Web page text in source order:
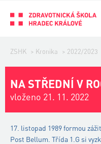
ZSHK > Kronika > 2022/2023
NA STŘEDNÍ V
vloženo 21. 11. 2022
17. listopad 1989 formou
Post Bellum . Třída 1.G si